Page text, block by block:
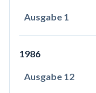
Ausgabe 1
1986
Ausgabe 12